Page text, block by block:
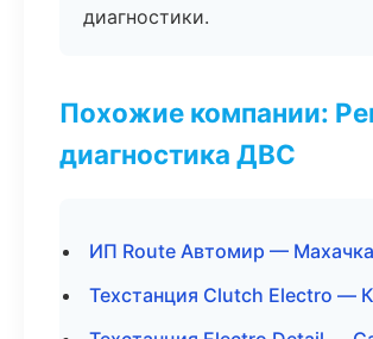
диагностики.
Похожие компании:
диагностика ДВС
ИП Route Автомир —
Техстанция Clutch Electro —